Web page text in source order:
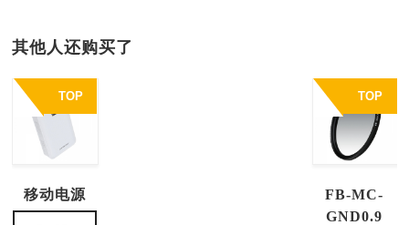
其他人还购买了
TOP
移动电源
TOP
FB-MC-
GND0.9